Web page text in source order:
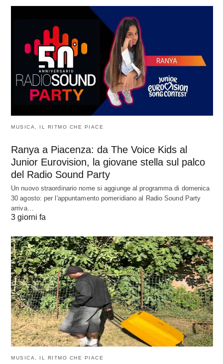
MUSICA, IL RITMO CHE PIACE
Ranya a Piacenza: da The Voice Kids al
Junior Eurovision, la giovane stella sul palco
del Radio Sound Party
Un nuovo straordinario nome si aggiunge al programma di domenica
30 agosto: per l'appuntamento pomeridiano al Radio Sound Party
arriva…
3 giorni fa
MUSICA, IL RITMO CHE PIACE